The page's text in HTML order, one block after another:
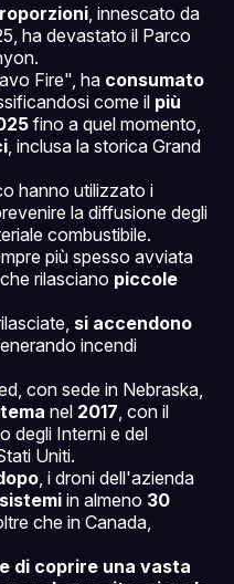
, innescato da
ha devastato il Parco
Fire", ha consumato
come il più
fino a quel momento,
, inclusa la storica Grand
hanno utilizzato i
la diffusione degli
combustibile.
più spesso avviata
che rilasciano piccole
si accendono
incendi
con sede in Nebraska,
nel 2017 , con il
degli Interni e del
Uniti.
, i droni dell'azienda
in almeno 30
che in Canada,
di coprire una vasta